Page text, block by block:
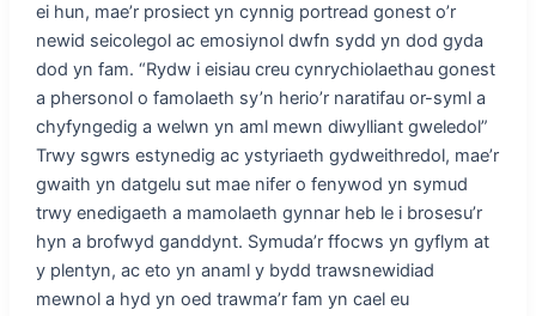
ei hun, mae’r prosiect yn cynnig portread gonest o’r
newid seicolegol ac emosiynol dwfn sydd yn dod gyda
dod yn fam. “Rydw i eisiau creu cynrychiolaethau gonest
a phersonol o famolaeth sy’n herio’r naratifau or-syml a
chyfyngedig a welwn yn aml mewn diwylliant gweledol”
Trwy sgwrs estynedig ac ystyriaeth gydweithredol, mae’r
gwaith yn datgelu sut mae nifer o fenywod yn symud
trwy enedigaeth a mamolaeth gynnar heb le i brosesu’r
hyn a brofwyd ganddynt. Symuda’r ffocws yn gyflym at
y plentyn, ac eto yn anaml y bydd trawsnewidiad
mewnol a hyd yn oed trawma’r fam yn cael eu